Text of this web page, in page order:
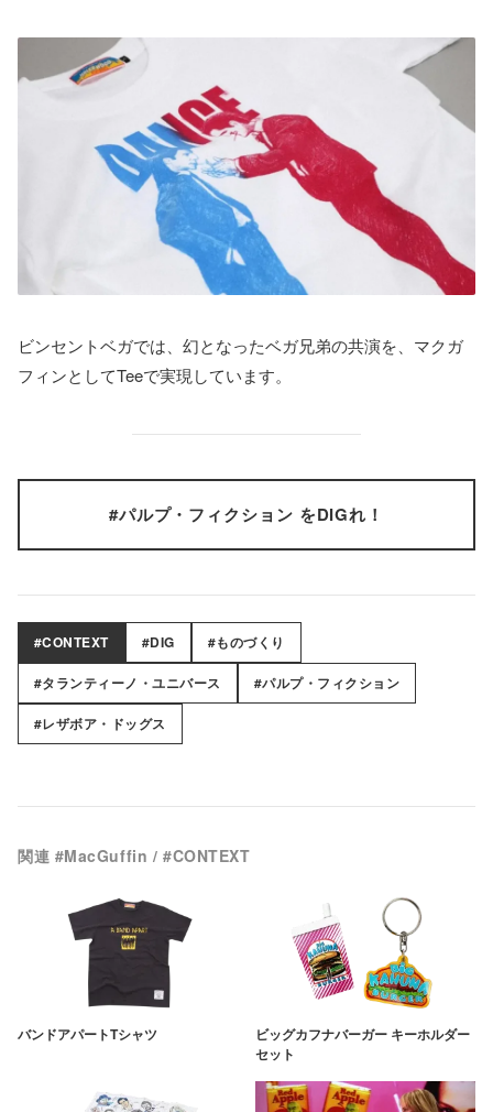
ビンセントベガでは、幻となったベガ兄弟の共演を、マクガ
フィンとしてTeeで実現しています。
#パルプ・フィクション をDIGれ！
#CONTEXT #DIG #ものづくり
#タランティーノ・ユニバース #パルプ・フィクション
#レザボア・ドッグス
関連 #MacGuffin / #CONTEXT
バンドアパートTシャツ
ビッグカフナバーガー キーホルダー
セット